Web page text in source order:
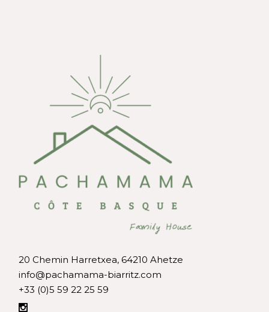
20 Chemin Harretxea, 64210 Ahetze
info@pachamama-biarritz.com
+33 (0)5 59 22 25 59